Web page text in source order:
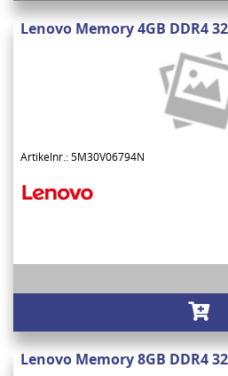
Lenovo Memory 4GB DDR4
Artikelnr.: 5M30V06794N
Lenovo Memory 8GB DDR4